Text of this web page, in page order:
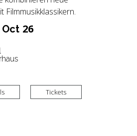
Oct 26
Filmmusikklassikern.
Tickets